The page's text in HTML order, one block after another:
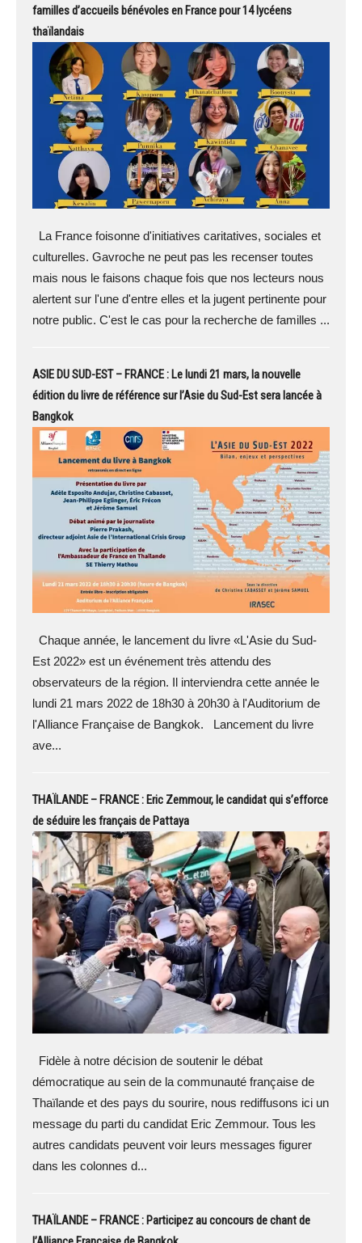
familles d’accueils bénévoles en France pour 14 lycéens
thaïlandais
La France foisonne d'initiatives caritatives, sociales et
culturelles. Gavroche ne peut pas les recenser toutes
mais nous le faisons chaque fois que nos lecteurs nous
alertent sur l'une d'entre elles et la jugent pertinente pour
notre public. C'est le cas pour la recherche de familles ...
ASIE DU SUD-EST – FRANCE : Le lundi 21 mars, la nouvelle
édition du livre de référence sur l’Asie du Sud-Est sera lancée à
Bangkok
Chaque année, le lancement du livre «L'Asie du Sud-
Est 2022» est un événement très attendu des
observateurs de la région. Il interviendra cette année le
lundi 21 mars 2022 de 18h30 à 20h30 à l'Auditorium de
l'Alliance Française de Bangkok. Lancement du livre
ave...
THAÏLANDE – FRANCE : Eric Zemmour, le candidat qui s’efforce
de séduire les français de Pattaya
Fidèle à notre décision de soutenir le débat
démocratique au sein de la communauté française de
Thaïlande et des pays du sourire, nous rediffusons ici un
message du parti du candidat Eric Zemmour. Tous les
autres candidats peuvent voir leurs messages figurer
dans les colonnes d...
THAÏLANDE – FRANCE : Participez au concours de chant de